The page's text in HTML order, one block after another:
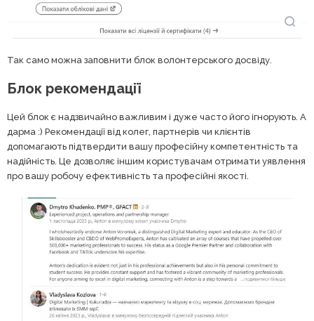
Так само можна заповнити блок волонтерського досвіду.
Блок рекомендації
Цей блок є надзвичайно важливим і дуже часто його ігнорують. А
дарма :) Рекомендації від колег, партнерів чи клієнтів
допомагають підтвердити вашу професійну компетентність та
надійність. Це дозволяє іншим користувачам отримати уявлення
про вашу робочу ефективність та професійні якості.